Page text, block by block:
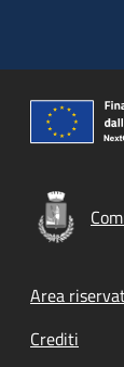
Area
Crediti